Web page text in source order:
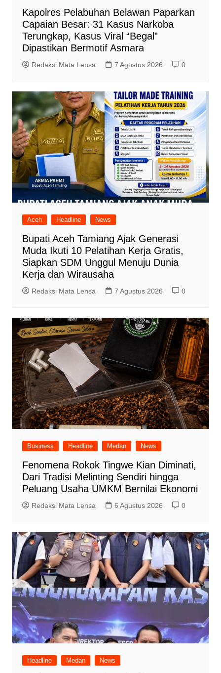
Kapolres Pelabuhan Belawan Paparkan
Capaian Besar: 31 Kasus Narkoba
Terungkap, Kasus Viral “Begal”
Dipastikan Bermotif Asmara
Redaksi Mata Lensa 7 Agustus 2026 0
Aceh Headline News
Bupati Aceh Tamiang Ajak Generasi
Muda Ikuti 10 Pelatihan Kerja Gratis,
Siapkan SDM Unggul Menuju Dunia
Kerja dan Wirausaha
Redaksi Mata Lensa 7 Agustus 2026 0
Business Headline Medan News
Fenomena Rokok Tingwe Kian Diminati,
Dari Tradisi Melinting Sendiri hingga
Peluang Usaha UMKM Bernilai Ekonomi
Redaksi Mata Lensa 6 Agustus 2026 0
Headline Medan News